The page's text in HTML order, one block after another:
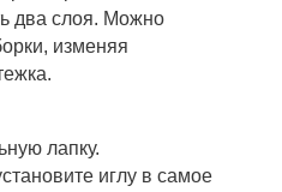
два слоя. Можно
изменяя
лапку.
иглу в самое